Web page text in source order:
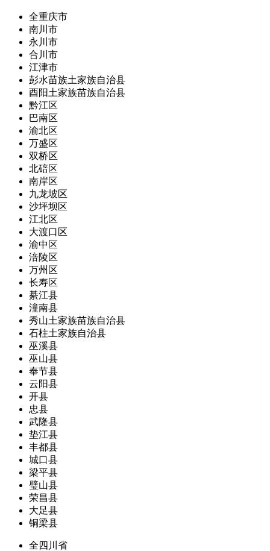
全重庆市
南川市
永川市
合川市
江津市
彭水苗族土家族自治县
酉阳土家族苗族自治县
黔江区
巴南区
渝北区
万盛区
双桥区
北碚区
南岸区
九龙坡区
沙坪坝区
江北区
大渡口区
渝中区
涪陵区
万州区
长寿区
綦江县
潼南县
秀山土家族苗族自治县
石柱土家族自治县
巫溪县
巫山县
奉节县
云阳县
开县
忠县
武隆县
垫江县
丰都县
城口县
梁平县
璧山县
荣昌县
大足县
铜梁县
全四川省